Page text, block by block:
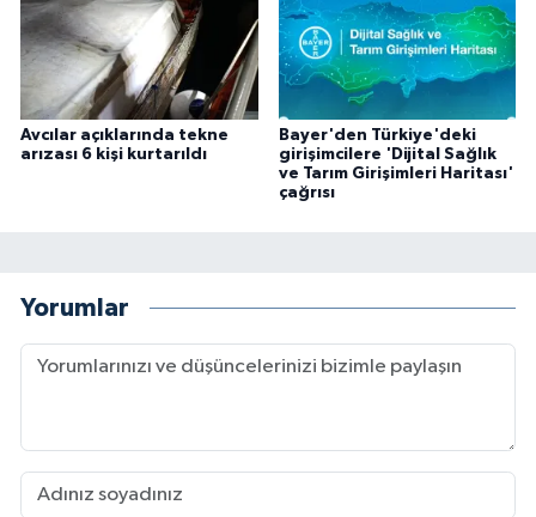
Avcılar açıklarında tekne
arızası 6 kişi kurtarıldı
Bayer'den Türkiye'deki
girişimcilere 'Dijital Sağlık
ve Tarım Girişimleri Haritası'
çağrısı
Yorumlar